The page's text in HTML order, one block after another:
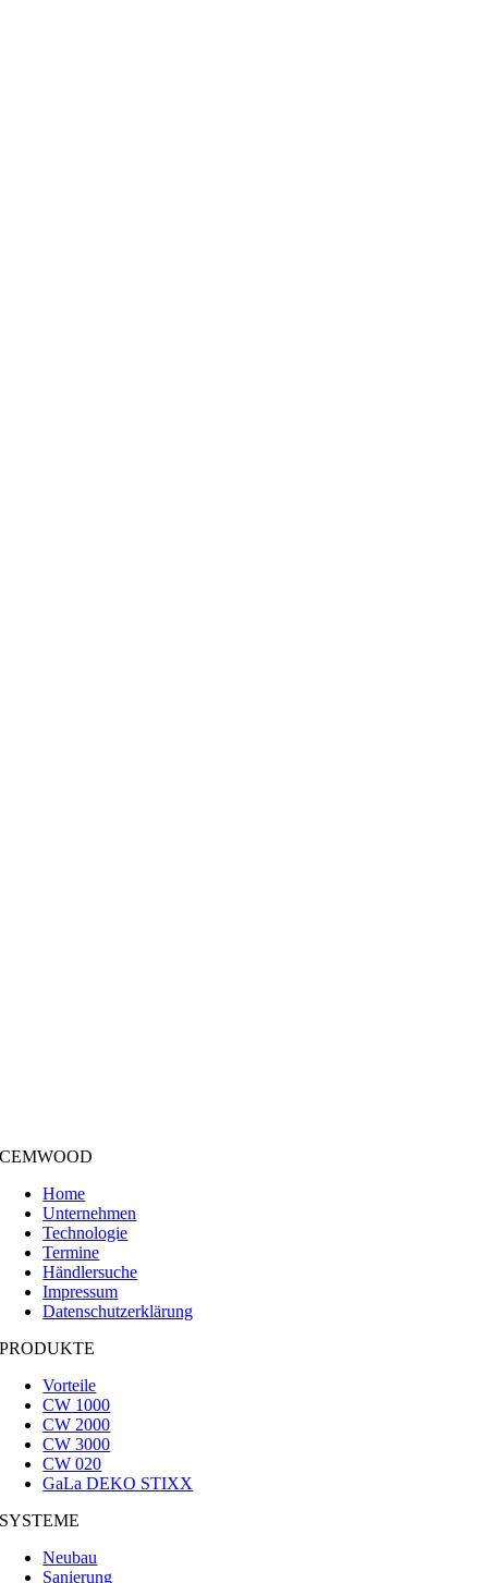
CEMWOOD
Home
Unternehmen
Technologie
Termine
Händlersuche
Impressum
Datenschutzerklärung
PRODUKTE
Vorteile
CW 1000
CW 2000
CW 3000
CW 020
GaLa DEKO STIXX
SYSTEME
Neubau
Sanierung